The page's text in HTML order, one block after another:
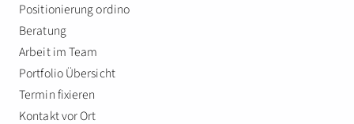
Positionierung ordino
Beratung
Arbeit im Team
Portfolio Übersicht
Termin fixieren
Kontakt vor Ort